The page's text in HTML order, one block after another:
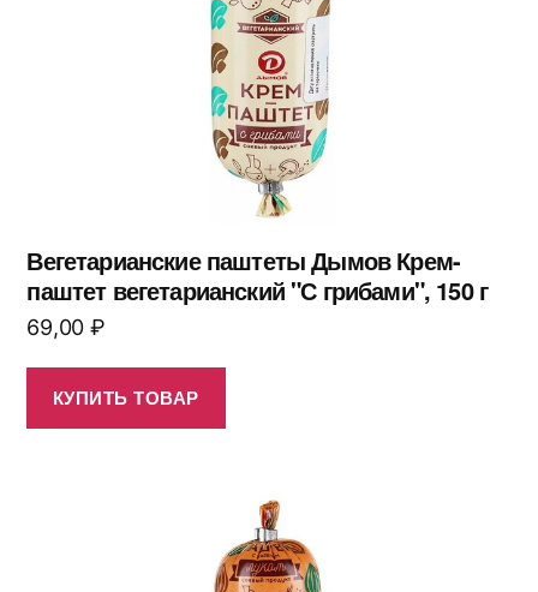
Вегетарианские паштеты Дымов Крем-
паштет вегетарианский "С грибами", 150 г
69,00 ₽
КУПИТЬ ТОВАР